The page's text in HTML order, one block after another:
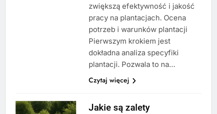
zwiększą efektywność i jakość
pracy na plantacjach. Ocena
potrzeb i warunków plantacji
Pierwszym krokiem jest
dokładna analiza specyfiki
plantacji. Pozwala to na…
Czytaj więcej
Jakie są zalety